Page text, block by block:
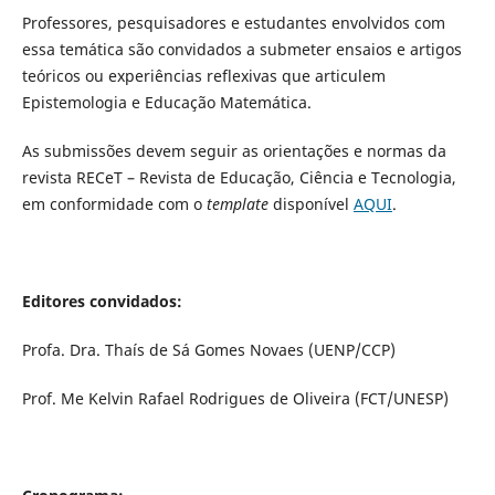
Professores, pesquisadores e estudantes envolvidos com
essa temática são convidados a submeter ensaios e artigos
teóricos ou experiências reflexivas que articulem
Epistemologia e Educação Matemática.
As submissões devem seguir as orientações e normas da
revista RECeT – Revista de Educação, Ciência e Tecnologia,
em conformidade com o templatedisponível AQUI.
Editores convidados:
Profa. Dra. Thaís de Sá Gomes Novaes (UENP/CCP)
Prof. Me Kelvin Rafael Rodrigues de Oliveira (FCT/UNESP)